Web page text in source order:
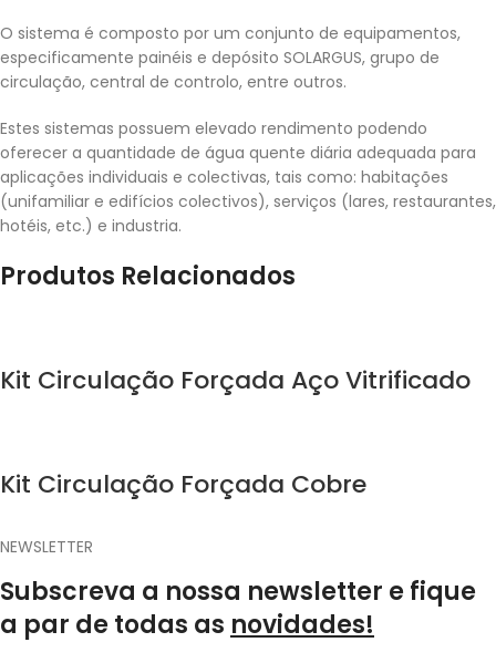
O sistema é composto por um conjunto de equipamentos,
especificamente painéis e depósito SOLARGUS, grupo de
circulação, central de controlo, entre outros.
Estes sistemas possuem elevado rendimento podendo
oferecer a quantidade de água quente diária adequada para
aplicações individuais e colectivas, tais como: habitações
(unifamiliar e edifícios colectivos), serviços (lares, restaurantes,
hotéis, etc.) e industria.
Produtos Relacionados
Kit Circulação Forçada Aço Vitrificado
Kit Circulação Forçada Cobre
NEWSLETTER
Subscreva a nossa newsletter e fique
a par de todas as novidades!